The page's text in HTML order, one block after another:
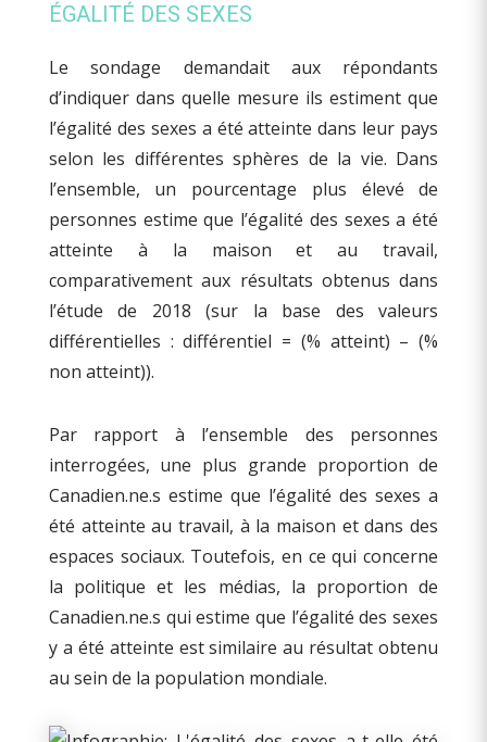
ÉGALITÉ DES SEXES
Le sondage demandait aux répondants
d’indiquer dans quelle mesure ils estiment que
l’égalité des sexes a été atteinte dans leur pays
selon les différentes sphères de la vie. Dans
l’ensemble, un pourcentage plus élevé de
personnes estime que l’égalité des sexes a été
atteinte à la maison et au travail,
comparativement aux résultats obtenus dans
l’étude de 2018 (sur la base des valeurs
différentielles : différentiel = (% atteint) – (%
non atteint)).
Par rapport à l’ensemble des personnes
interrogées, une plus grande proportion de
Canadien.ne.s estime que l’égalité des sexes a
été atteinte au travail, à la maison et dans des
espaces sociaux. Toutefois, en ce qui concerne
la politique et les médias, la proportion de
Canadien.ne.s qui estime que l’égalité des sexes
y a été atteinte est similaire au résultat obtenu
au sein de la population mondiale.